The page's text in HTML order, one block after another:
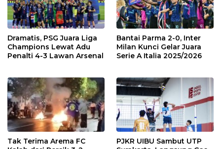
Dramatis, PSG Juara Liga
Champions Lewat Adu
Penalti 4-3 Lawan Arsenal
Bantai Parma 2-0, Inter
Milan Kunci Gelar Juara
Serie A Italia 2025/2026
Tak Terima Arema FC
PJKR UIBU Sambut UTP